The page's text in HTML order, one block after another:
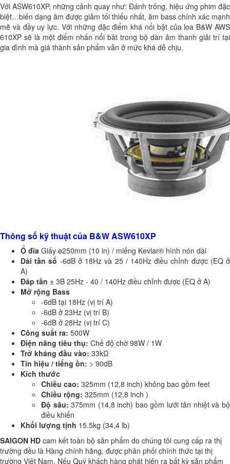
Với ASW610XP, những cảnh quay như: Đánh trống, hiệu ứng phim đặc
biệt…biến dạng âm được giảm tối thiểu nhất, âm bass chính xác mạnh
mẽ và đầy uy lực. Với những đặc điểm khá nổi bật của loa B&W AWS
610XP sẽ là một điểm nhấn nổi bât trong bộ dàn âm thanh giải trí tại
gia đình mà giá thành sản phẩm vẫn ở mức khá dễ chịu.
Thông số kỹ thuật của B&W ASW610XP
Ổ đĩa Giấy ø250mm (10 in) / miếng Kevlar® hình nón dài
Dải tần số -6dB ở 18Hz và 25 / 140Hz điều chỉnh được (EQ ở
A)
Đáp tần ± 3B 25Hz - 40 / 140Hz điều chỉnh được (EQ ở A)
Mở rộng Bass
-6dB tại 18Hz (vị trí A)
-6dB ở 23Hz (vị trí B)
-6dB ở 28Hz (vị trí C)
Công suất ra: 500W
Điện năng tiêu thụ: Chế độ chờ 98W / 1W
Trở kháng đầu vào: 33kΩ
Tín hiệu / tiếng ồn: > 90dB
Kích thước
Chiều cao: 325mm (12,8 inch) không bao gồm feet
Chiều rộng: 325mm (12,8 inch )
Độ sâu: 375mm (14,8 inch) bao gồm lưới tản nhiệt và bộ
điều khiển
Khối lượng tịnh 15.5kg (34,4 lb)
SAIGON HD cam kết toàn bộ sản phẩm do chúng tôi cung cấp ra thị
trường đều là Hàng chính hãng, được phân phối chính thức tại thị
trường Việt Nam. Nếu Quý khách hàng phát hiện ra bất kỳ sản phẩm